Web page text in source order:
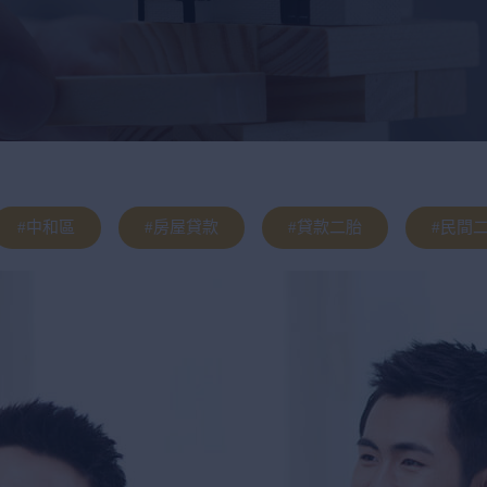
#中和區 #房屋貸款 #貸款二胎 #民間